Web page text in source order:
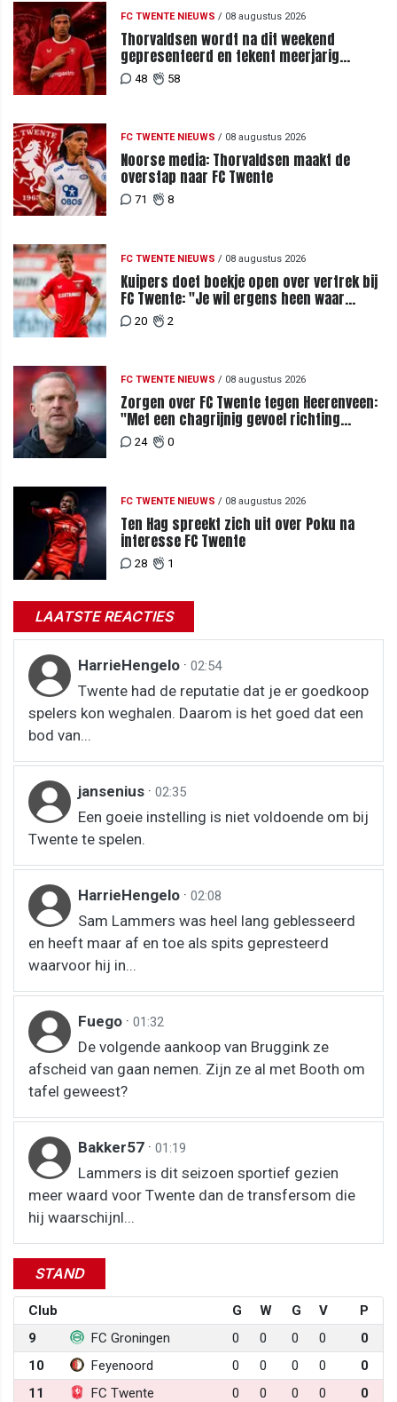
FC TWENTE NIEUWS / 08 augustus 2026
Thorvaldsen wordt na dit weekend
gepresenteerd en tekent meerjarig
contract bij FC Twente
48 58
FC TWENTE NIEUWS / 08 augustus 2026
Noorse media: Thorvaldsen maakt de
overstap naar FC Twente
71 8
FC TWENTE NIEUWS / 08 augustus 2026
Kuipers doet boekje open over vertrek bij
FC Twente: "Je wil ergens heen waar
mensen je waarderen"
20 2
FC TWENTE NIEUWS / 08 augustus 2026
Zorgen over FC Twente tegen Heerenveen:
"Met een chagrijnig gevoel richting
Slowakije"
24 0
FC TWENTE NIEUWS / 08 augustus 2026
Ten Hag spreekt zich uit over Poku na
interesse FC Twente
28 1
LAATSTE REACTIES
HarrieHengelo · 02:54
Twente had de reputatie dat je er goedkoop
spelers kon weghalen. Daarom is het goed dat een
bod van...
jansenius · 02:35
Een goeie instelling is niet voldoende om bij
Twente te spelen.
HarrieHengelo · 02:08
Sam Lammers was heel lang geblesseerd
en heeft maar af en toe als spits gepresteerd
waarvoor hij in...
Fuego · 01:32
De volgende aankoop van Bruggink ze
afscheid van gaan nemen. Zijn ze al met Booth om
tafel geweest?
Bakker57 · 01:19
Lammers is dit seizoen sportief gezien
meer waard voor Twente dan de transfersom die
hij waarschijnl...
STAND
Club G W G V
P
9
FC Groningen 0 0 0 0
0
10
Feyenoord 0 0 0 0
0
11
FC Twente 0 0 0 0
0